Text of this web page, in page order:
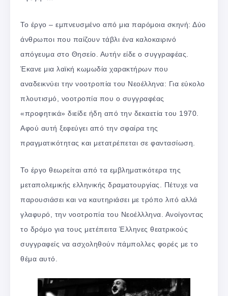
Το έργο – εμπνευσμένο από μια παρόμοια σκηνή: Δύο
άνθρωποι που παίζουν τάβλι ένα καλοκαιρινό
απόγευμα στο Θησείο. Αυτήν είδε ο συγγραφέας.
Έκανε μια λαϊκή κωμωδία χαρακτήρων που
αναδεικνύει την νοοτροπία του Νεοέλληνα: Για εύκολο
πλουτισμό, νοοτροπία που ο συγγραφέας
«προφητικά» διείδε ήδη από την δεκαετία του 1970.
Αφού αυτή ξεφεύγει από την σφαίρα της
πραγματικότητας και μετατρέπεται σε φαντασίωση.
Το έργο θεωρείται από τα εμβληματικότερα της
μεταπολεμικής ελληνικής δραματουργίας. Πέτυχε να
παρουσιάσει και να καυτηριάσει με τρόπο λιτό αλλά
γλαφυρό, την νοοτροπία του Νεοέλλληνα. Ανοίγοντας
το δρόμο για τους μετέπειτα Έλληνες θεατρικούς
συγγραφείς να ασχοληθούν πάμπολλες φορές με το
θέμα αυτό.